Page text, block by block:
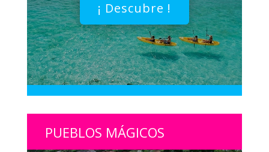
¡ Descubre !
PUEBLOS MÁGICOS